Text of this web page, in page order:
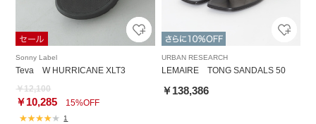
Sonny Label
Teva W HURRICANE XLT3
￥12,100
￥10,285 15%OFF
1
URBAN RESEARCH
LEMAIRE TONG SANDALS 50
￥138,386